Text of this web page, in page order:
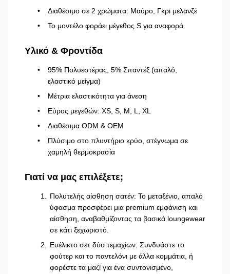
Διαθέσιμο σε 2 χρώματα: Μαύρο, Γκρι μελανζέ
Το μοντέλο φοράει μέγεθος S για αναφορά
Υλικό & Φροντίδα
95% Πολυεστέρας, 5% Σπαντέξ (απαλό,
ελαστικό μείγμα)
Μέτρια ελαστικότητα για άνεση
Εύρος μεγεθών: XS, S, M, L, XL
Διαθέσιμα ODM & OEM
Πλύσιμο στο πλυντήριο κρύο, στέγνωμα σε
χαμηλή θερμοκρασία
Γιατί να μας επιλέξετε;
Πολυτελής αίσθηση σατέν: Το μεταξένιο, απαλό
ύφασμα προσφέρει μια premium εμφάνιση και
αίσθηση, αναβαθμίζοντας τα βασικά loungewear
σε κάτι ξεχωριστό.
Ευέλικτο σετ δύο τεμαχίων: Συνδυάστε το
φούτερ και το παντελόνι με άλλα κομμάτια, ή
φορέστε τα μαζί για ένα συντονισμένο,